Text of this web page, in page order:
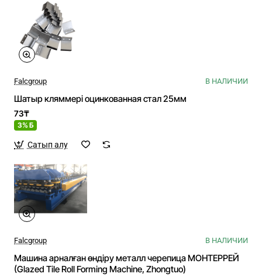
Falcgroup В НАЛИЧИИ
Шатыр кляммері оцинкованная стал 25мм
73₸
3% Б
Сатып алу
Falcgroup В НАЛИЧИИ
Машина арналған өндіру металл черепица МОНТЕРРЕЙ
(Glazed Tile Roll Forming Machine, Zhongtuo)